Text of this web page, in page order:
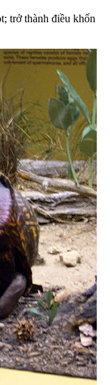
trở thành điều khốn